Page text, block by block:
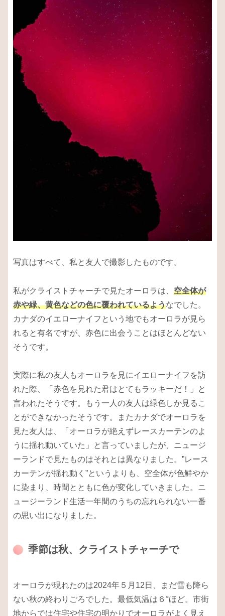
写真はすべて、私と友人で撮影したものです。
私がクライストチャーチで見たオーロラは、 空全体が
赤や緑、黄色などの色に覆われているようなでした。
カナダのイエローナイフという地でもオーロラが見ら
れると有名ですが、赤色に出会うことはほとんどない
そうです。
実際に私の友人もオーロラを見にイエローナイフを訪
れた際、「赤色を見れた君はとてもラッキーだ！」と
言われたそうです。もう一人の友人は緑色しか見るこ
とができなかったそうです。またカナダでオーロラを
見た友人は、「オーロラが絶えずレースカーテンのよ
うに揺れ動いていた」と言っていましたが、ニュージ
ーランドで見たものはそれとは異なりました。”レース
カーテンが揺れ動く”というよりも、空全体が色鮮やか
に染まり、時間とともに色が変化していきました。ニ
ュージーランド生活一年間のうちの忘れられない一番
の思い出になりました。
季節は秋、クライストチャーチで
オーロラが現れたのは2024年５月12日、まだ雪も降ら
ない秋の終わりごろでした。最低気温は６°ほど。市街
地からでは住宅や住宅の明かりでオーロラがよく見え